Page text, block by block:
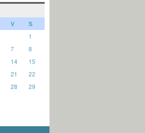
V S
1
7
8
14
15
21
22
28
29